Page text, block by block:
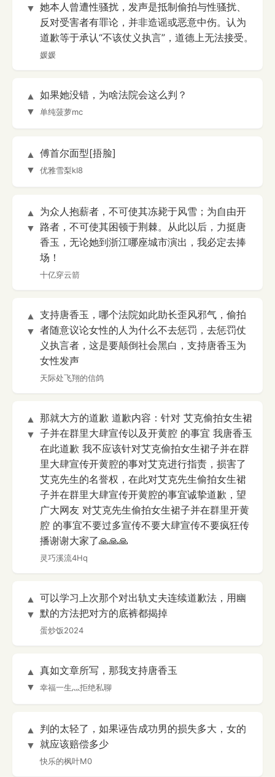
▼ 她本人曾遭性骚扰，发声是抵制偷拍与性骚扰、
反对受害者有罪论，并非造谣或恶意中伤。认为
道歉等于承认“不该仗义执言”，道德上无法接受。
媛媛
▲
▼
如果她没错，为啥法院会这么判？
单纯菠萝mc
▲
▼
傅首尔面型[捂脸]
优雅雪梨kI8
▲
▼
为众人抱薪者，不可使其冻毙于风雪；为自由开
路者，不可使其困顿于荆棘。从此以后，力挺唐
香玉，无论她到浙江哪座城市演出，我必定去捧
场！
十亿穿云箭
▲
▼
支持唐香玉，哪个法院如此助长歪风邪气，偷拍
者随意议论女性的人为什么不去惩罚，去惩罚仗
义执言者，这是要颠倒社会黑白，支持唐香玉为
女性发声
天际处飞翔的信鸽
▲
▼
那就大方的道歉 道歉内容：针对 艾克偷拍女生裙
子并在群里大肆宣传以及开黄腔 的事宜 我唐香玉
在此道歉 我不应该针对艾克偷拍女生裙子并在群
里大肆宣传开黄腔的事对艾克进行指责，损害了
艾克先生的名誉权，在此对艾克先生偷拍女生裙
子并在群里大肆宣传开黄腔的事宜诚挚道歉，望
广大网友 对艾克先生偷拍女生裙子并在群里开黄
腔 的事宜不要过多宣传不要大肆宣传不要疯狂传
播谢谢大家了🙏🙏🙏
灵巧溪流4Hq
▲
▼
可以学习上次那个对出轨丈夫连续道歉法，用幽
默的方法把对方的底裤都揭掉
蛋炒饭2024
▲
▼
真如文章所写，那我支持唐香玉
幸福一生灬拒绝私聊
▲
▼
判的太轻了，如果诬告成功男的损失多大，女的
就应该赔偿多少
快乐的枫叶M0